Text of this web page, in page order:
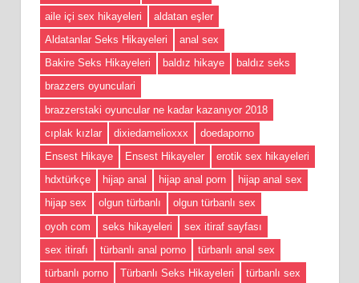
aile içi sex hikayeleri
aldatan eşler
Aldatanlar Seks Hikayeleri
anal sex
Bakire Seks Hikayeleri
baldız hikaye
baldız seks
brazzers oyunculari
brazzerstaki oyuncular ne kadar kazanıyor 2018
cıplak kızlar
dixiedamelioxxx
doedaporno
Ensest Hikaye
Ensest Hikayeler
erotik sex hikayeleri
hdxtürkçe
hijap anal hijap anal porn
hijap anal sex
hijap sex
olgun türbanlı
olgun türbanlı sex
oyoh com
seks hikayeleri
sex itiraf sayfası
sex itirafı
türbanlı anal porno
türbanlı anal sex
türbanlı porno
Türbanlı Seks Hikayeleri türbanlı sex